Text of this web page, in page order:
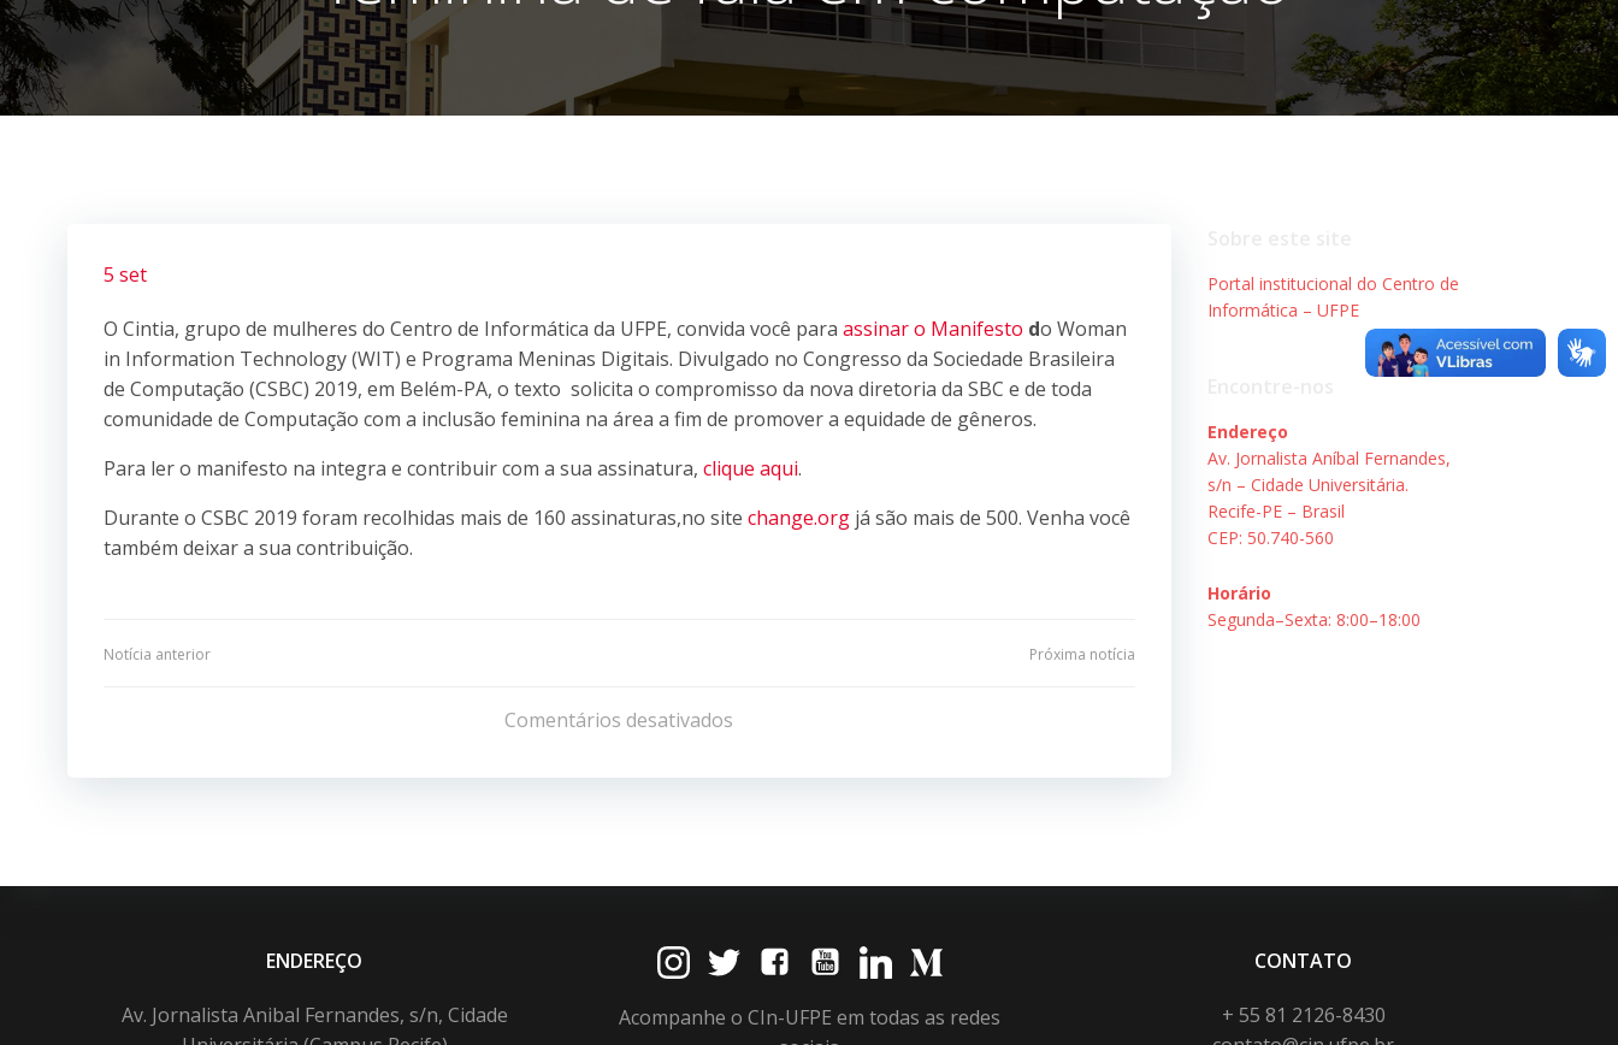
5 set
O Cintia, grupo de mulheres do Centro de Informática da UFPE, convida você para assinar o Manifesto do Woman
in Information Technology (WIT) e Programa Meninas Digitais. Divulgado no Congresso da Sociedade Brasileira
de Computação (CSBC) 2019, em Belém-PA, o texto solicita o compromisso da nova diretoria da SBC e de toda
comunidade de Computação com a inclusão feminina na área a fim de promover a equidade de gêneros.
Para ler o manifesto na integra e contribuir com a sua assinatura, clique aqui.
Durante o CSBC 2019 foram recolhidas mais de 160 assinaturas,no site change.org já são mais de 500. Venha você
também deixar a sua contribuição.
Navegação
Post
Notícia anterior
de
Post
Próxima notícia
Comentários desativados
Portal institucional do Centro de
Informática – UFPE
Endereço
Av. Jornalista Aníbal Fernandes,
s/n – Cidade Universitária.
Recife-PE – Brasil
CEP: 50.740-560
Horário
Segunda–Sexta: 8:00–18:00
ENDEREÇO
Av. Jornalista Anibal Fernandes, s/n, Cidade
Acompanhe o CIn-UFPE em todas as redes
CONTATO
+ 55 81 2126-8430